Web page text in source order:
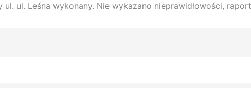
ul. Leśna wykonany. Nie wykazano nieprawidłowości,